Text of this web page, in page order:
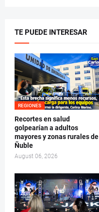
TE PUEDE INTERESAR
REGIONES
Recortes en salud
golpearían a adultos
mayores y zonas rurales de
Ñuble
August 06, 2026